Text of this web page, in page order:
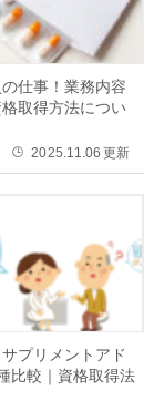
仕事！業務内容
取得方法につい
🕒 2025.11.06 更新
サプリメントアド
比較｜資格取得法